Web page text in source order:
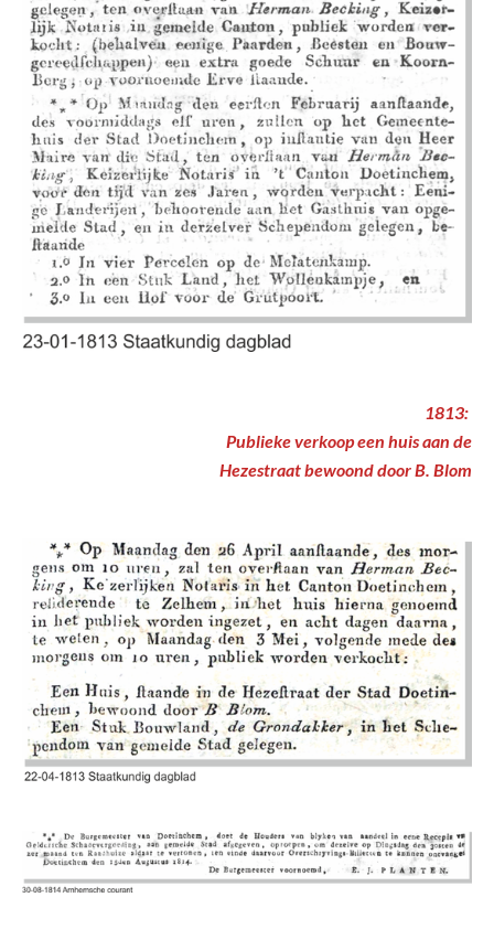
1813:
Publieke verkoop een huis aan de
Hezestraat bewoond door B. Blom